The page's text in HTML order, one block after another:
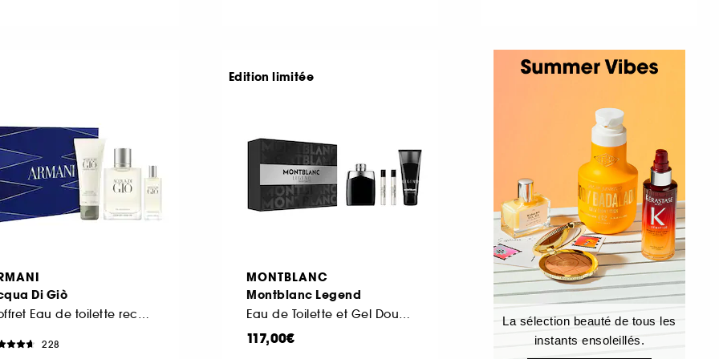
Di Giò
228
MONTBLANC
Montblanc Legend
117,00€
Edition limitée
La sélection beauté de tous les
instants ensoleillés.